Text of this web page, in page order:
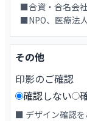
■合資・合名会
■NPO、医療法
その他
印影のご確認
確認しない
■ デザイン確認を